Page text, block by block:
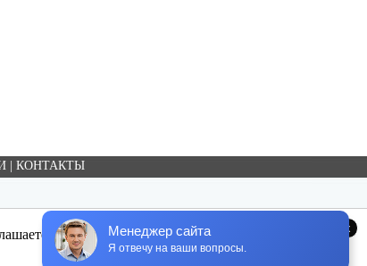
КОНТАКТЫ
с использованием cookie-файлов.
x
Менеджер сайта
Я отвечу на ваши вопросы.